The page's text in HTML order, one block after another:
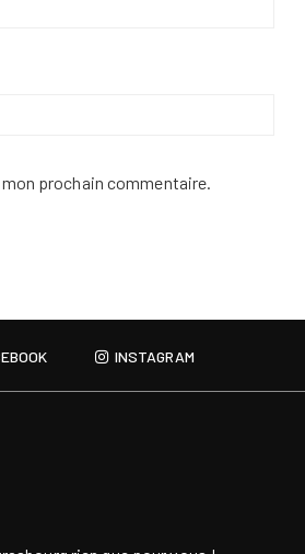
prochain commentaire.
INSTAGRAM